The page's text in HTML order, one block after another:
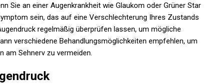
Sie an einer Augenkrankheit wie Glaukom oder Grüner Star
sein, das auf eine Verschlechterung Ihres Zustands
regelmäßig überprüfen lassen, um mögliche
verschiedene Behandlungsmöglichkeiten empfehlen, um
am Sehnerv zu vermeiden.